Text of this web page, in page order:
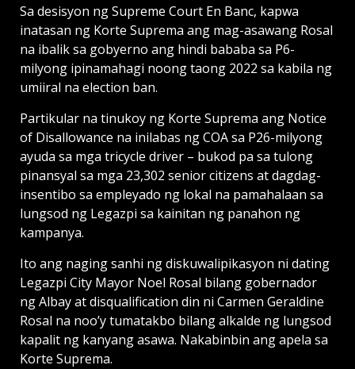
Sa desisyon ng Supreme Court En Banc, kapwa
inatasan ng Korte Suprema ang mag-asawang Rosal
na ibalik sa gobyerno ang hindi bababa sa P6-
milyong ipinamahagi noong taong 2022 sa kabila ng
umiiral na election ban.
Partikular na tinukoy ng Korte Suprema ang Notice
of Disallowance na inilabas ng COA sa P26-milyong
ayuda sa mga tricycle driver – bukod pa sa tulong
pinansyal sa mga 23,302 senior citizens at dagdag-
insentibo sa empleyado ng lokal na pamahalaan sa
lungsod ng Legazpi sa kainitan ng panahon ng
kampanya.
Ito ang naging sanhi ng diskuwalipikasyon ni dating
Legazpi City Mayor Noel Rosal bilang gobernador
ng Albay at disqualification din ni Carmen Geraldine
Rosal na noo’y tumatakbo bilang alkalde ng lungsod
kapalit ng kanyang asawa. Nakabinbin ang apela sa
Korte Suprema.